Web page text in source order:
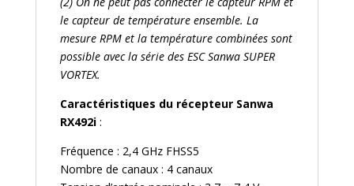
le capteur de température ensemble. La
mesure RPM et la température combinées sont
possible avec la série des ESC Sanwa SUPER
VORTEX.
Caractéristiques du récepteur Sanwa
RX492i :
Fréquence : 2,4 GHz FHSS5
Nombre de canaux : 4 canaux